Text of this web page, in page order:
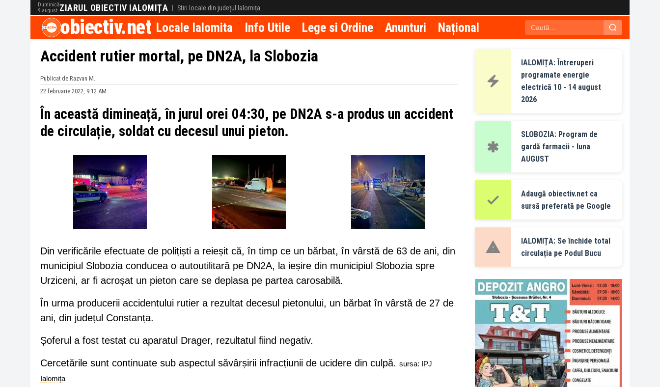
Duminică
9 august ZIARUL OBIECTIV IALOMIȚA | Știri locale din județul Ialomița
obiectiv.net Locale Ialomita Info Utile Lege si Ordine Anunturi Național
Accident rutier mortal, pe DN2A, la Slobozia
Publicat de Razvan M.
22 februarie 2022, 9:12 AM
În această dimineață, în jurul orei 04:30, pe DN2A s-a produs un accident
de circulație, soldat cu decesul unui pieton.
Din verificările efectuate de polițiști a reieșit că, în timp ce un bărbat, în vârstă de 63 de ani, din
municipiul Slobozia conducea o autoutilitară pe DN2A, la ieșire din municipiul Slobozia spre
Urziceni, ar fi acroșat un pieton care se deplasa pe partea carosabilă.
În urma producerii accidentului rutier a rezultat decesul pietonului, un bărbat în vârstă de 27 de
ani, din județul Constanța.
Șoferul a fost testat cu aparatul Drager, rezultatul fiind negativ.
Cercetările sunt continuate sub aspectul săvârșirii infracțiunii de ucidere din culpă. sursa: IPJ
Ialomița
IALOMIȚA: Întreruperi
programate energie
electrică 10 - 14 august
2026
SLOBOZIA: Program de
gardă farmacii - luna
AUGUST
Adaugă obiectiv.net ca
sursă preferată pe Google
IALOMIȚA: Se închide total
circulația pe Podul Bucu